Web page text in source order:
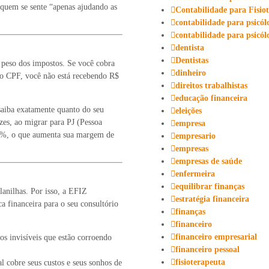
se sente “apenas ajudando as
dos impostos. Se você cobra
CPF, você não está recebendo R$
exatamente quanto do seu
ao migrar para PJ (Pessoa
o que aumenta sua margem de
Por isso, a EFIZ
financeira para o seu consultório
invisíveis que estão corroendo
seus custos e seus sonhos de
Contabilidade para
contabilidade para
contabilidade para
dentista
Dentistas
dinheiro
direitos trabalhistas
educação financeira
eleições
empresa
empresario
empresas
empresas de saúde
enfermeira
equilibrar finanças
estratégia financeira
finanças
financeiro
financeiro empresarial
financeiro pessoal
fisioterapeuta